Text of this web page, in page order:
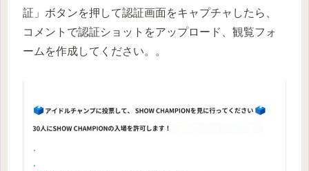
証」ボタンを押して認証画面をキャプチャしたら、
コメントで認証ショットをアップロード、観覧フォ
ームを作成してください。。